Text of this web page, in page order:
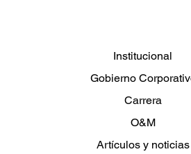
Institucional
Gobierno
Carrera
O&M
Artículos y noticias